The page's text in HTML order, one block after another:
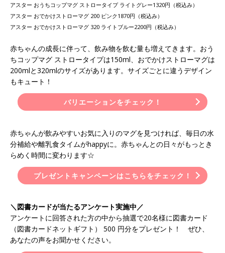
アスター おうちコップマグ ストロータイプ ライトグレー1320円（税込み）
アスター おでかけストローマグ 200 ピンク1870円（税込み）
アスター おでかけストローマグ 320 ライトブルー2200円（税込み）
赤ちゃんの成長に伴って、飲み物を飲む量も増えてきます。おう
ちコップマグ ストロータイプは150ml、おでかけストローマグは
200mlと320mlのサイズがあります。サイズごとに違うデザイン
もキュート！
バリエーションをチェック！
赤ちゃんが飲みやすいお気に入りのマグを見つければ、毎日の水
分補給や離乳食タイムがhappyに。赤ちゃんとの日々がもっとき
らめく時間に変わります☆
プレゼントキャンペーンはこちらをチェック！
＼図書カードが当たるアンケート実施中／
アンケートに回答された方の中から抽選で20名様に図書カード
（図書カードネットギフト） 500 円分をプレゼント！ ぜひ、
あなたの声をお聞かせください。